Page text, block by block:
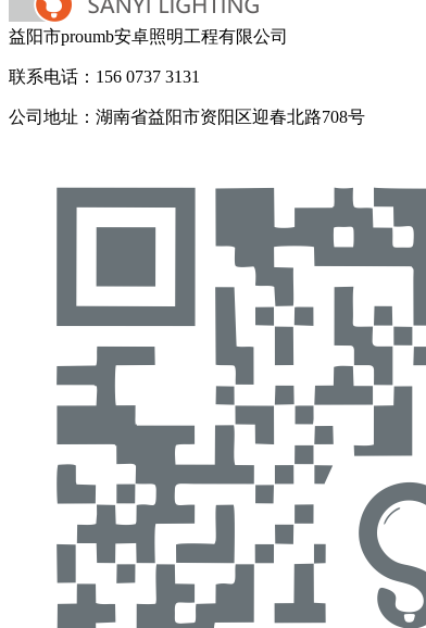
益阳市proumb安卓照明工程有限公司
联系电话：156 0737 3131
公司地址：湖南省益阳市资阳区迎春北路708号